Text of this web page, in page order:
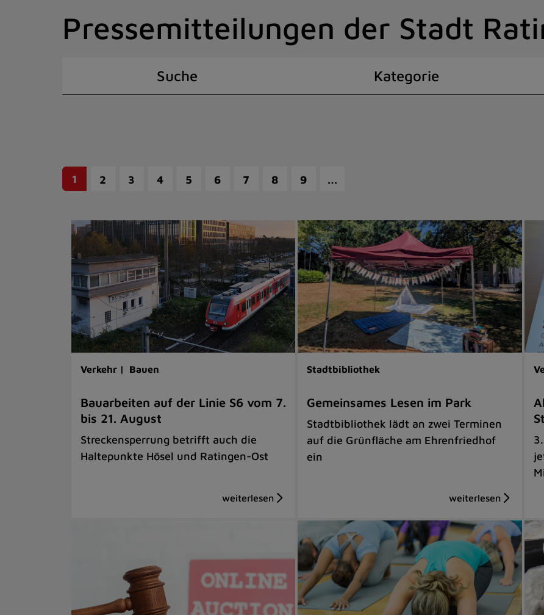
Pressemitteilungen der Stadt
Suche Kategorie
1 2 3 4 5 6 7 8 9 …
Verkehr | Bauen
Bauarbeiten auf der Linie S6 vom 7.
bis 21. August
Streckensperrung betrifft auch die
Haltepunkte Hösel und Ratingen-Ost
Stadtbibliothek
Gemeinsames Lesen im Park
Stadtbibliothek lädt an zwei Terminen
auf die Grünfläche am Ehrenfriedhof
ein